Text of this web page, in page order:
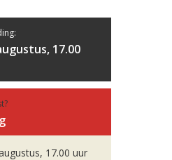
17.00
17.00 uur